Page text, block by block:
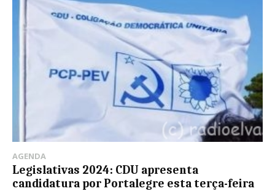
AGENDA
Legislativas 2024: CDU apresenta
candidatura por Portalegre esta terça-feira